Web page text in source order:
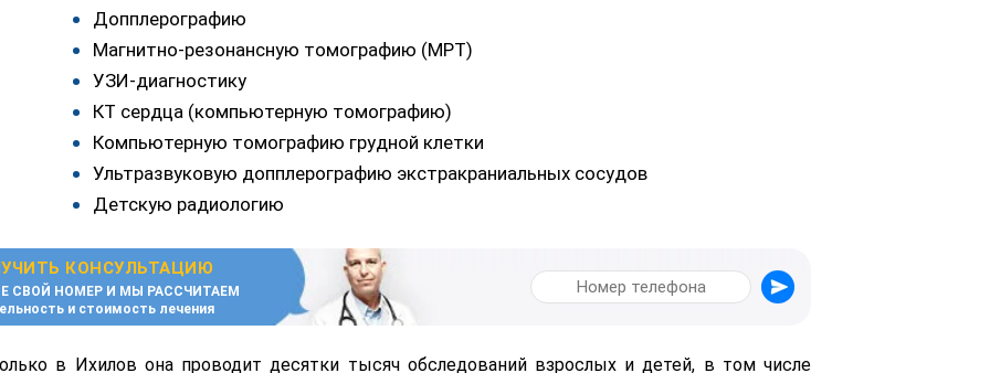
Допплерографию
Магнитно-резонансную томографию (МРТ)
УЗИ-диагностику
КТ сердца (компьютерную томографию)
Компьютерную томографию грудной клетки
Ультразвуковую допплерографию экстракраниальных сосудов
Детскую радиологию
КОНСУЛЬТАЦИЮ
СВОЙ НОМЕР И МЫ РАССЧИТАЕМ
и стоимость лечения
в Ихилов она проводит десятки тысяч обследований взрослых и детей, в том числе